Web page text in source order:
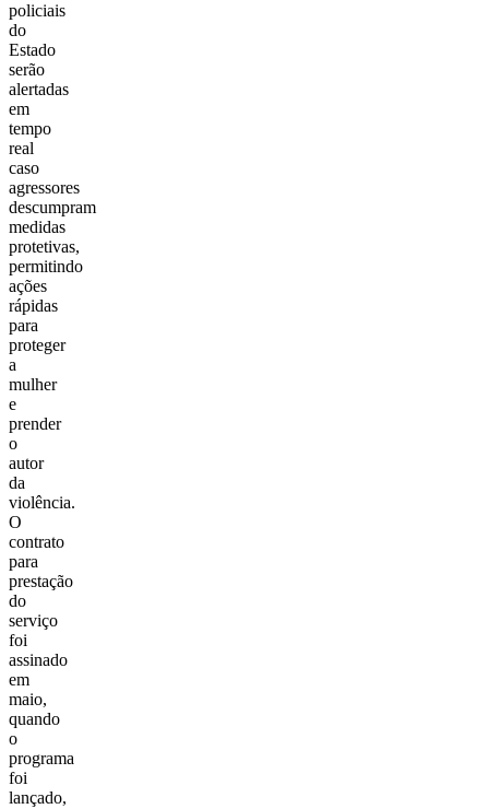
policiais
do
Estado
serão
alertadas
em
tempo
real
caso
agressores
descumpram
medidas
protetivas,
permitindo
ações
rápidas
para
proteger
a
mulher
e
prender
o
autor
da
violência.
O
contrato
para
prestação
do
serviço
foi
assinado
em
maio,
quando
o
programa
foi
lançado,